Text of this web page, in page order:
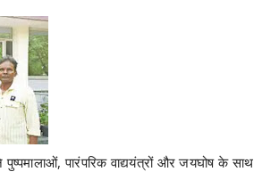
पारंपरिक वाद्ययंत्रों और जयघोष के साथ